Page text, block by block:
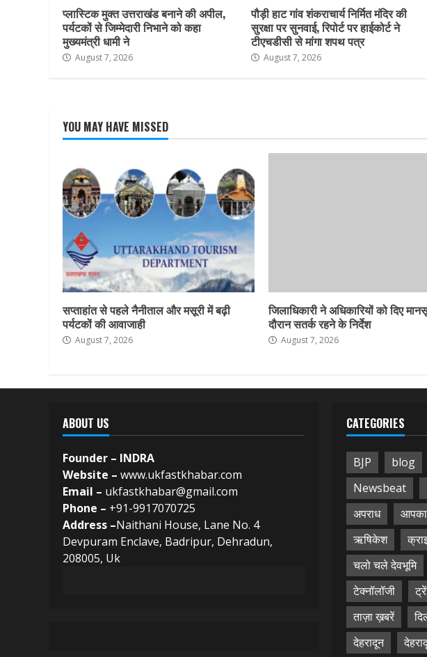
प्लास्टिक मुक्त उत्तराखंड बनाने की अपील,
पर्यटकों से जिम्मेदारी निभाने को कहा
मुख्यमंत्री धामी ने
August 7, 2026
पौड़ी हाट गांव शंकराचार्य निर्मित मंदिर की
सुरक्षा पर सुनवाई, रिपोर्ट पर हाईकोर्ट ने
टीएचडीसी से मांगा शपथ पत्र
August 7, 2026
YOU MAY HAVE MISSED
सप्ताहांत से पहले नैनीताल और मसूरी में बढ़ी
पर्यटकों की आवाजाही
August 7, 2026
जिलाधिकारी ने अधिकारियों को दिए
दौरान सतर्क रहने के निर्देश
August 7, 2026
ABOUT US
Founder – INDRA
Website – www.ukfastkhabar.com
Email – ukfastkhabar@gmail.com
Phone – +91-9917070725
Address –Naithani House, Lane No. 4
Devpuram Enclave, Badripur, Dehradun,
208005, Uk
CATEGORIES
BJP blog
Newsbeat
अपराध
ऋषिकेश
चलो चले देवभूमि
टेक्नॉलॉजी
ताज़ा ख़बरें
देहरादून